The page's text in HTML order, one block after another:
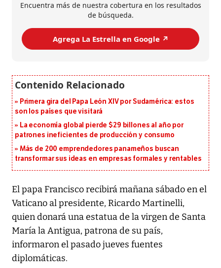
Encuentra más de nuestra cobertura en los resultados
de búsqueda.
Agrega La Estrella en Google ↗️
Primera gira del Papa León XIV por Sudamérica: estos
son los países que visitará
La economía global pierde $29 billones al año por
patrones ineficientes de producción y consumo
Más de 200 emprendedores panameños buscan
transformar sus ideas en empresas formales y rentables
El papa Francisco recibirá mañana sábado en el
Vaticano al presidente, Ricardo Martinelli,
quien donará una estatua de la virgen de Santa
María la Antigua, patrona de su país,
informaron el pasado jueves fuentes
diplomáticas.